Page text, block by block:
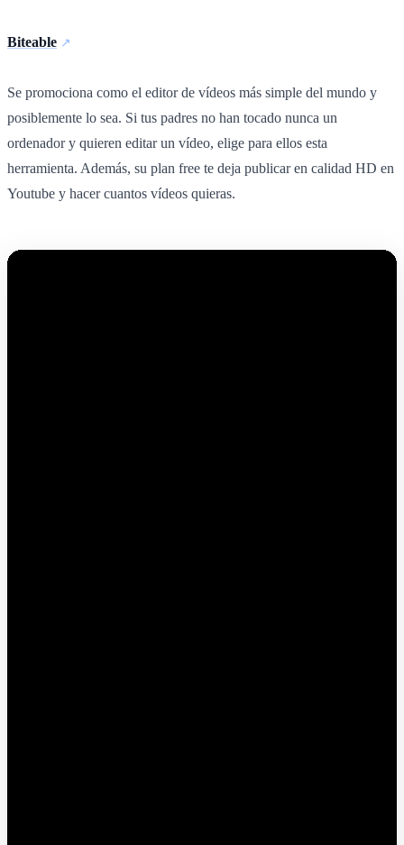
Biteable
Se promociona como el editor de vídeos más simple del mundo y
posiblemente lo sea. Si tus padres no han tocado nunca un
ordenador y quieren editar un vídeo, elige para ellos esta
herramienta. Además, su plan free te deja publicar en calidad HD en
Youtube y hacer cuantos vídeos quieras.